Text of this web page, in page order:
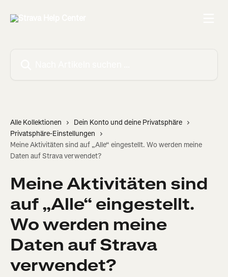
Alle Kollektionen
Dein Konto und deine Privatsphäre
Privatsphäre-Einstellungen
Meine Aktivitäten sind auf „Alle“ eingestellt. Wo werden meine
Daten auf Strava verwendet?
Meine Aktivitäten sind
auf „Alle“ eingestellt.
Wo werden meine
Daten auf Strava
verwendet?